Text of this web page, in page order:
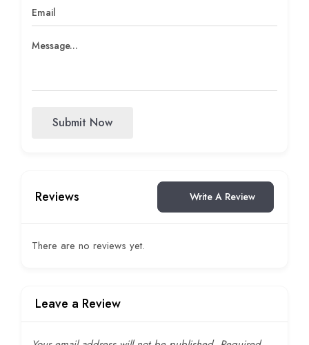
Submit Now
Reviews Write A Review
There are no reviews yet.
Leave a Review